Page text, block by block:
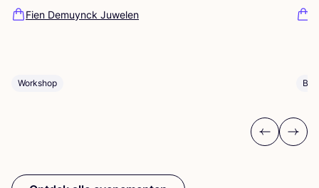
Fien Demuynck Juwelen
Workshop
Previous
Next